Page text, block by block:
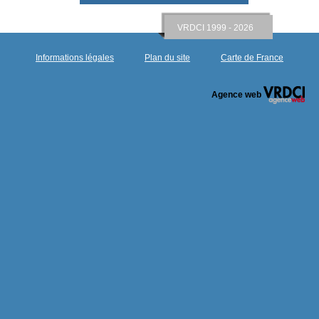
VRDCI 1999 - 2026
Informations légales Plan du site Carte de France
Agence web